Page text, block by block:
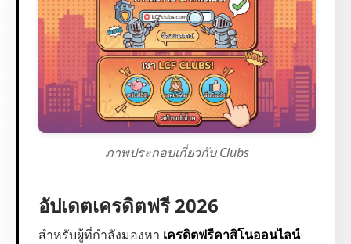
ภาพประกอบเกี่ยวกับ Clubs
อัปเดตเครดิตฟรี 2026
สำหรับผู้ที่กำลังมองหา เครดิตฟรีคาสิโนออนไลน์